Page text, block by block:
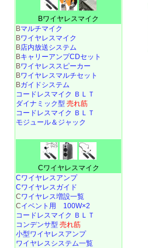
Bワイヤレスマイク
Bマルチマイク
Bワイヤレスマイク
B店内放送システム
BキャリーアンプCDセット
Bワイヤレススピーカー
Bワイヤレスマルチセット
Bガイドシステム
コードレスマイク ＢＬＴ
ダイナミック型 売れ筋
コードレスマイク ＢＬＴ
モジュール＆ジャック
Cワイヤレスマイク
Cワイヤレスアンプ
Cワイヤレスガイド
Cワイヤレス増設一覧
Cイベント用 100W×2
コードレスマイク ＢＬＴ
コンデンサ型 売れ筋
小型ワイヤレスアンプ
ワイヤレスシステム一覧